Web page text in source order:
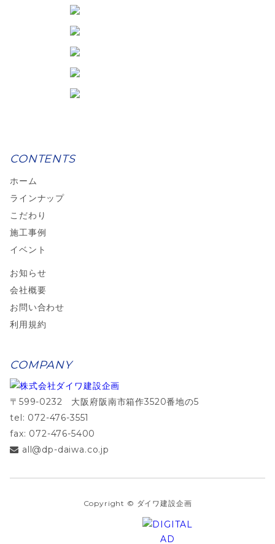
CONTENTS
ホーム
ラインナップ
こだわり
施工事例
イベント
お知らせ
会社概要
お問い合わせ
利用規約
COMPANY
〒599-0232 大阪府阪南市箱作3520番地の5
tel: 072-476-3551
fax: 072-476-5400
all@dp-daiwa.co.jp
Copyright © ダイワ建設企画